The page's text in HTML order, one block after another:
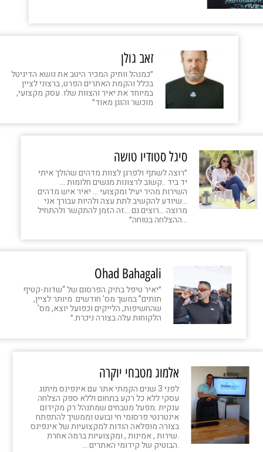
זאב גולן
״כמנהל וותיק המכיר היטב את נושא הדיגיטל
בכלל והקמת האתרים הפרט, ברצוני לציין
במיוחד את יאיר והצוות שלו. עסק מקצועי,
מוכשר והוגן מאוד״
סיגל סטודיו טושה
״רוצה לשתף ולפרגן לצוות מדהים שהולך איתי
יד ביד ..קשוב לרצונות מגשים חלומות …
השירות מהיר יעיל ומקצועי … יאיר איש מדהים
…שיודע להקשיב לתת עצה ולהיות עבורך אני
מרוצה …רוצים גם …זה הזמן להתקשר ולהתחיל
…ההצלחה בטוחה״
Ohad Bahagali
״יאיר טיפל בתיק הפרסום של “שדות-קטיף
תותים” במשך מס’ חודשים. מיותר לציין,
שהחשיפות, הלייקים וכפועל יוצא, מס’
הלקוחות עלה בצורה ניכרת.״
אלמוג מטבחי יוקרה
לפני 3 שנים הקמתי אתר עם אינפינס מיתוג
עסקי ללא כל רקע בתחום וללא ספק הצלחה
ענקית .מפעל מטבחים שמתנהל רק מקידום
אינטרנטי פרסומי חי ובועט וממשיך להתפתח
בצורה מופלאה הודות למקצועיות של אינפינס
.שירות , אמינות , ומקצועיות ברמה אחרת
.הבוטיק של קידומי האתרים …